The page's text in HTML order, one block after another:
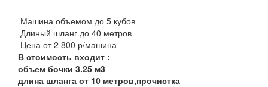
Машина объемом до 5 кубов
Длиный шланг до 40 метров
Цена от 2 800 р/машина
В стоимость входит :
объем бочки 3.25 м3
длина шланга от 10 метров,прочистка